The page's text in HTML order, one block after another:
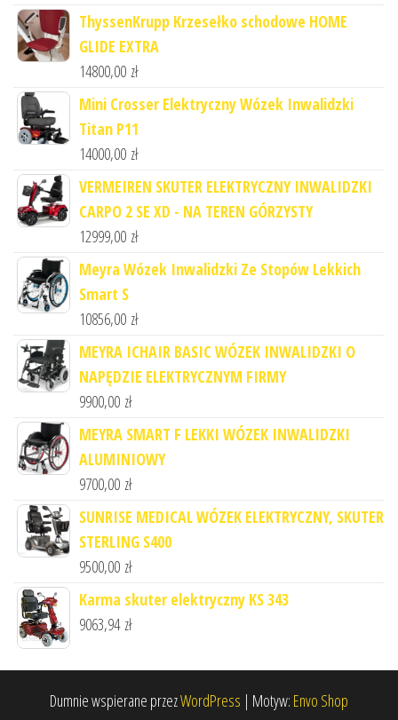
ThyssenKrupp Krzesełko schodowe HOME
GLIDE EXTRA
14800,00 zł
Mini Crosser Elektryczny Wózek Inwalidzki
Titan P11
14000,00 zł
VERMEIREN SKUTER ELEKTRYCZNY INWALIDZKI
CARPO 2 SE XD - NA TEREN GÓRZYSTY
12999,00 zł
Meyra Wózek Inwalidzki Ze Stopów Lekkich
Smart S
10856,00 zł
MEYRA ICHAIR BASIC WÓZEK INWALIDZKI O
NAPĘDZIE ELEKTRYCZNYM FIRMY
9900,00 zł
MEYRA SMART F LEKKI WÓZEK INWALIDZKI
ALUMINIOWY
9700,00 zł
SUNRISE MEDICAL WÓZEK ELEKTRYCZNY, SKUTER
STERLING S400
9500,00 zł
Karma skuter elektryczny KS 343
9063,94 zł
Dumnie wspierane przezWordPress | Motyw: Envo Shop